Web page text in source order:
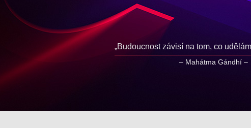
Budoucnost závisí na tom, co
Mahátma Gándhí